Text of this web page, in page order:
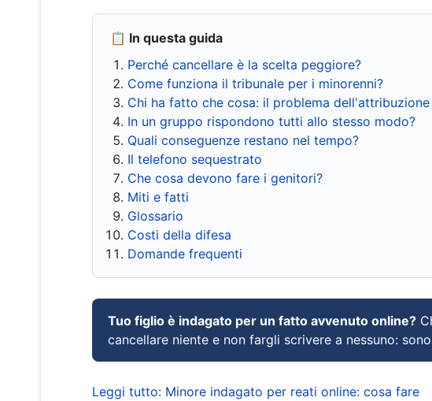
📋 In questa guida
Perché cancellare è la scelta peggiore?
Come funziona il tribunale per i minorenni?
Chi ha fatto che cosa: il problema dell'attribuzione
In un gruppo rispondono tutti allo stesso modo?
Quali conseguenze restano nel tempo?
Il telefono sequestrato
Che cosa devono fare i genitori?
Miti e fatti
Glossario
Costi della difesa
Domande frequenti
Tuo figlio è indagato per un fatto avvenuto online?
cancellare niente e non fargli scrivere a nessuno:
Leggi tutto: Minore indagato per reati online: cosa fare